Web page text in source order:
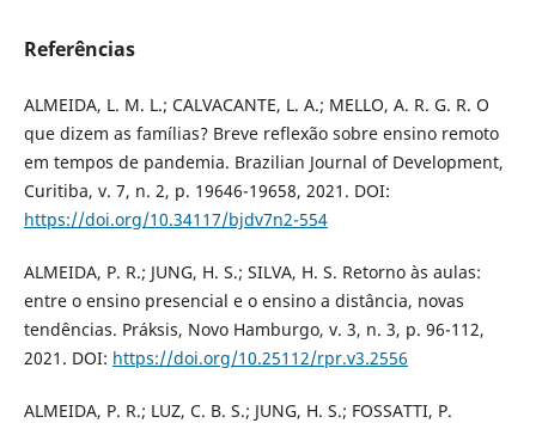
Referências
ALMEIDA, L. M. L.; CALVACANTE, L. A.; MELLO, A. R. G. R. O
que dizem as famílias? Breve reflexão sobre ensino remoto
em tempos de pandemia. Brazilian Journal of Development,
Curitiba, v. 7, n. 2, p. 19646-19658, 2021. DOI:
https://doi.org/10.34117/bjdv7n2-554
ALMEIDA, P. R.; JUNG, H. S.; SILVA, H. S. Retorno às aulas:
entre o ensino presencial e o ensino a distância, novas
tendências. Práksis, Novo Hamburgo, v. 3, n. 3, p. 96-112,
2021. DOI: https://doi.org/10.25112/rpr.v3.2556
ALMEIDA, P. R.; LUZ, C. B. S.; JUNG, H. S.; FOSSATTI, P.